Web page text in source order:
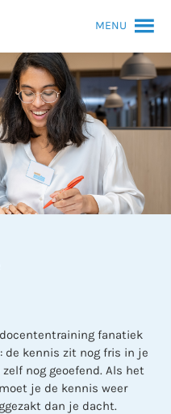
MENU
fanatiek
de kennis zit nog fris in je
nog geoefend. Als het
je de kennis weer
dan je dacht.